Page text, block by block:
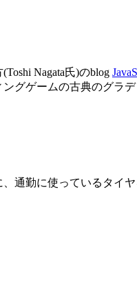
Nagata氏)のblog
グゲームの古典のグラ
通勤に使っているタイヤ